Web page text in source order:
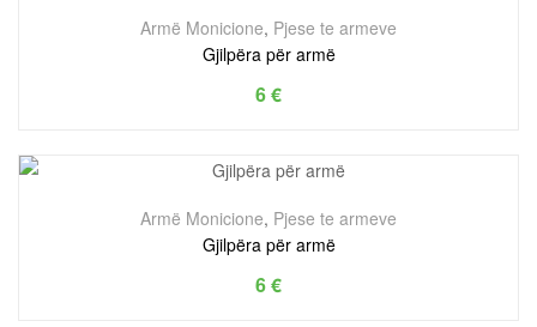
Armë Monicione, Pjese te armeve
Gjilpëra për armë
6€
Armë Monicione, Pjese te armeve
Gjilpëra për armë
6€